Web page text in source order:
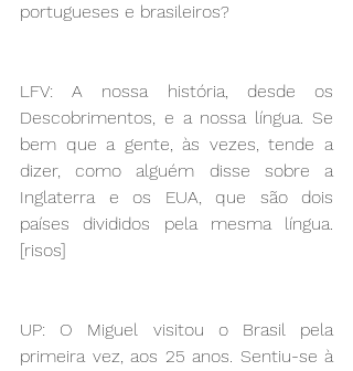
portugueses e brasileiros?
LFV: A nossa história, desde os
Descobrimentos, e a nossa língua. Se
bem que a gente, às vezes, tende a
dizer, como alguém disse sobre a
Inglaterra e os EUA, que são dois
países divididos pela mesma língua.
[risos]
UP: O Miguel visitou o Brasil pela
primeira vez, aos 25 anos. Sentiu-se à